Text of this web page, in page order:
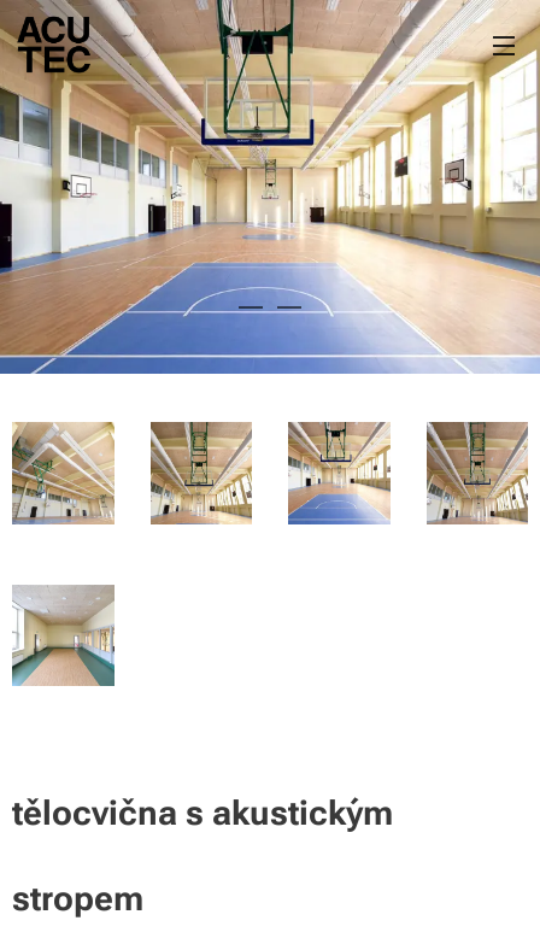
tělocvična s akustickým
stropem